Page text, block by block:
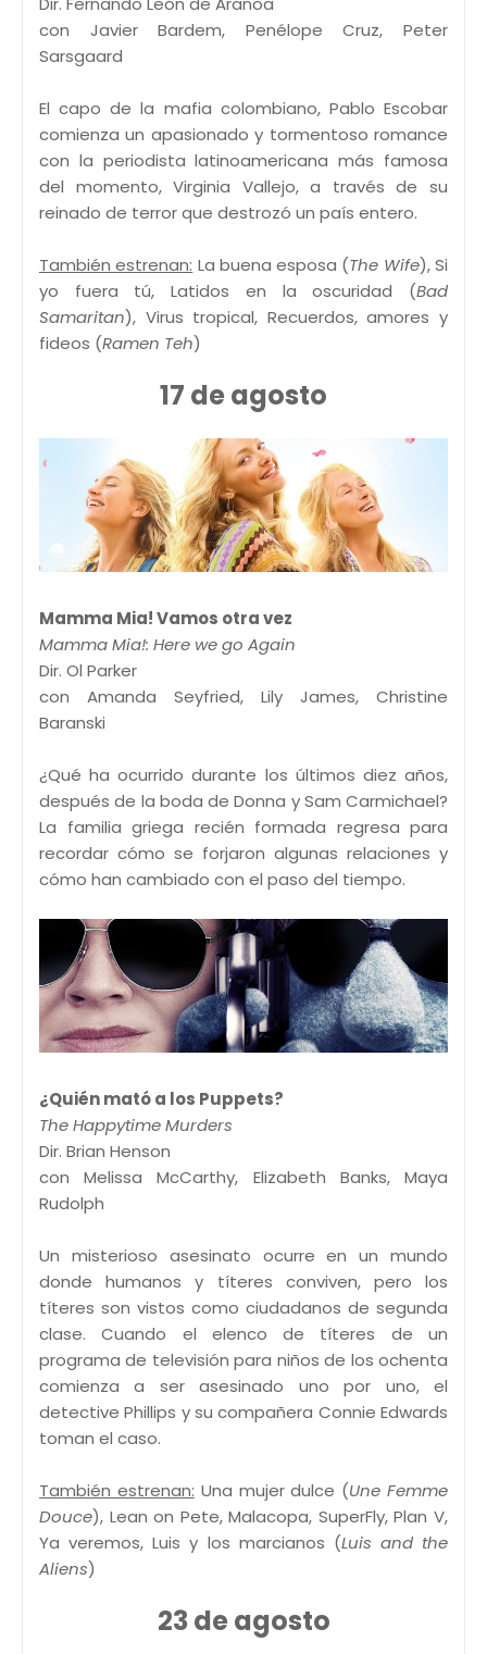
con Javier Bardem, Penélope Cruz, Peter
Sarsgaard
El capo de la mafia colombiano, Pablo Escobar
comienza un apasionado y tormentoso romance
con la periodista latinoamericana más famosa
del momento, Virginia Vallejo, a través de su
reinado de terror que destrozó un país entero.
También estrenan: La buena esposa (The Wife), Si
yo fuera tú, Latidos en la oscuridad (Bad
Samaritan), Virus tropical, Recuerdos, amores y
fideos (Ramen Teh)
17 de agosto
Mamma Mia! Vamos otra vez
Mamma Mia!: Here we go Again
Dir. Ol Parker
con Amanda Seyfried, Lily James, Christine
Baranski
¿Qué ha ocurrido durante los últimos diez años,
después de la boda de Donna y Sam Carmichael?
La familia griega recién formada regresa para
recordar cómo se forjaron algunas relaciones y
cómo han cambiado con el paso del tiempo.
¿Quién mató a los Puppets?
The Happytime Murders
Dir. Brian Henson
con Melissa McCarthy, Elizabeth Banks, Maya
Rudolph
Un misterioso asesinato ocurre en un mundo
donde humanos y títeres conviven, pero los
títeres son vistos como ciudadanos de segunda
clase. Cuando el elenco de títeres de un
programa de televisión para niños de los ochenta
comienza a ser asesinado uno por uno, el
detective Phillips y su compañera Connie Edwards
toman el caso.
También estrenan: Una mujer dulce (Une Femme
Douce), Lean on Pete, Malacopa, SuperFly, Plan V,
Ya veremos, Luis y los marcianos (Luis and the
Aliens)
23 de agosto